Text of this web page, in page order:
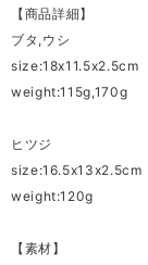
【商品詳細】
ブタ,ウシ
size:18x11.5x2.5cm
weight:115g,170g
ヒツジ
size:16.5x13x2.5cm
weight:120g
【素材】